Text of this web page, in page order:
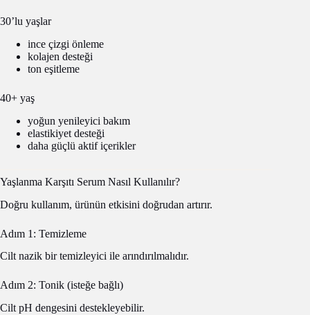
30’lu yaşlar
ince çizgi önleme
kolajen desteği
ton eşitleme
40+ yaş
yoğun yenileyici bakım
elastikiyet desteği
daha güçlü aktif içerikler
Yaşlanma Karşıtı Serum Nasıl Kullanılır?
Doğru kullanım, ürünün etkisini doğrudan artırır.
Adım 1: Temizleme
Cilt nazik bir temizleyici ile arındırılmalıdır.
Adım 2: Tonik (isteğe bağlı)
Cilt pH dengesini destekleyebilir.